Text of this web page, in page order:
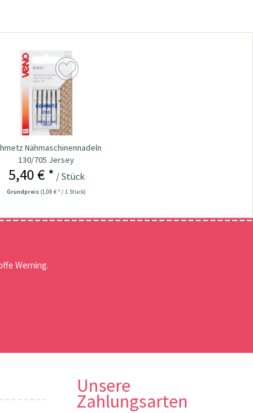
Nähmaschinennadeln
130/705 Jersey
5,40 € * / Stück
Grundpreis (1,08 € * / 1 Stück)
Werning.
Unsere
Zahlungsarten